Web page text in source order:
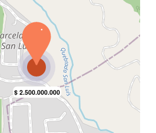
Urbanización Cerrada